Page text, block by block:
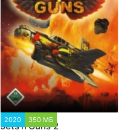
2020 350 МБ
Jets’n’Guns 2